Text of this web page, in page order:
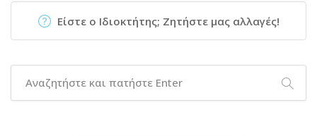
Είστε ο Ιδιοκτήτης; Ζητήστε μας αλλαγές!